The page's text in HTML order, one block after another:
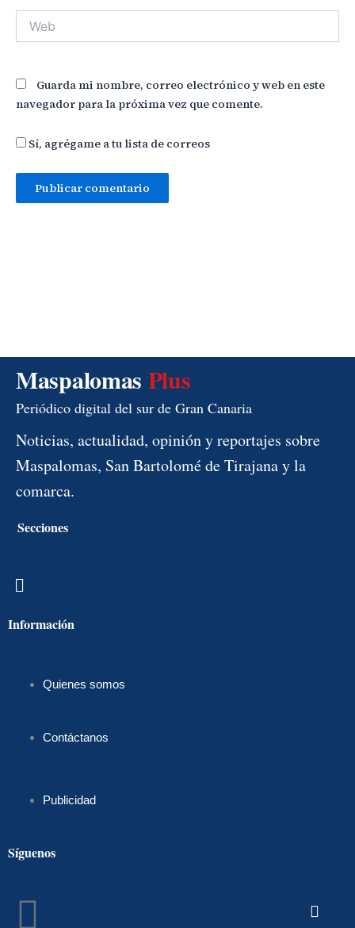
Guarda mi nombre, correo electrónico y web en este
navegador para la próxima vez que comente.
Sí, agrégame a tu lista de correos
Maspalomas Plus
Periódico digital del sur de Gran Canaria
Noticias, actualidad, opinión y reportajes sobre
Maspalomas, San Bartolomé de Tirajana y la
comarca.
Secciones
Menú
Información
Quienes somos
Contáctanos
Publicidad
Síguenos
Facebook
Instagram